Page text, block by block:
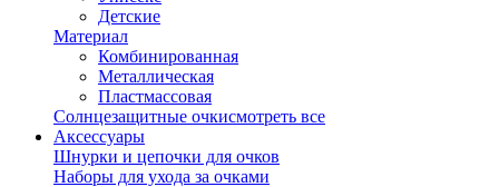
Детские
Материал
Комбинированная
Металлическая
Пластмассовая
Солнцезащитные очкисмотреть все
Аксессуары
Шнурки и цепочки для очков
Наборы для ухода за очками